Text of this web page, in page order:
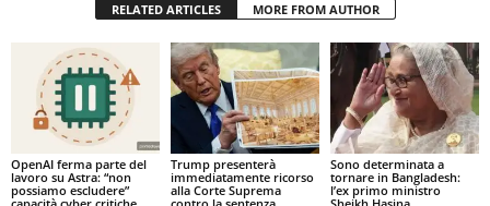
RELATED ARTICLES MORE FROM AUTHOR
OpenAI ferma parte del
lavoro su Astra: “non
possiamo escludere”
Trump presenterà
immediatamente ricorso
alla Corte Suprema
Sono determinata a
tornare in Bangladesh:
l’ex primo ministro